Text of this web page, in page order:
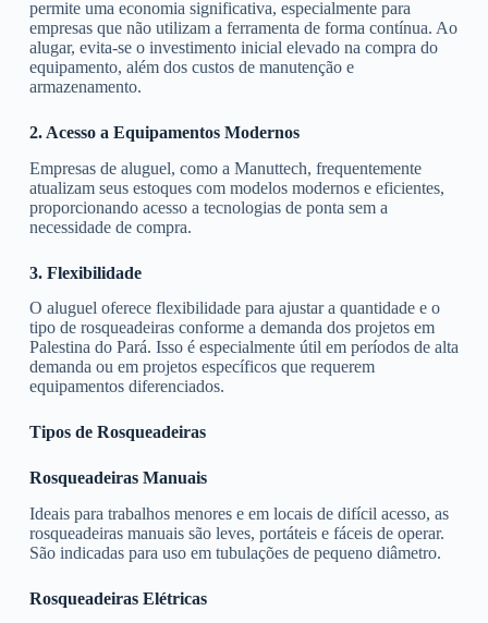
permite uma economia significativa, especialmente para
empresas que não utilizam a ferramenta de forma contínua. Ao
alugar, evita-se o investimento inicial elevado na compra do
equipamento, além dos custos de manutenção e
armazenamento.
2. Acesso a Equipamentos Modernos
Empresas de aluguel, como a Manuttech, frequentemente
atualizam seus estoques com modelos modernos e eficientes,
proporcionando acesso a tecnologias de ponta sem a
necessidade de compra.
3. Flexibilidade
O aluguel oferece flexibilidade para ajustar a quantidade e o
tipo de rosqueadeiras conforme a demanda dos projetos em
Palestina do Pará. Isso é especialmente útil em períodos de alta
demanda ou em projetos específicos que requerem
equipamentos diferenciados.
Tipos de Rosqueadeiras
Rosqueadeiras Manuais
Ideais para trabalhos menores e em locais de difícil acesso, as
rosqueadeiras manuais são leves, portáteis e fáceis de operar.
São indicadas para uso em tubulações de pequeno diâmetro.
Rosqueadeiras Elétricas